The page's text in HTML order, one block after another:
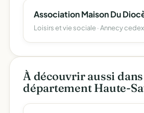
Association Maison Du
Loisirs et vie sociale · Annecy cedex
À découvrir aussi
département Haute-